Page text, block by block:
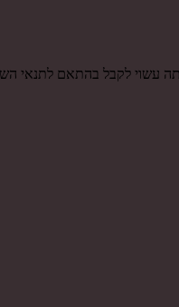
עשוי לקבל בהתאם לתנאי